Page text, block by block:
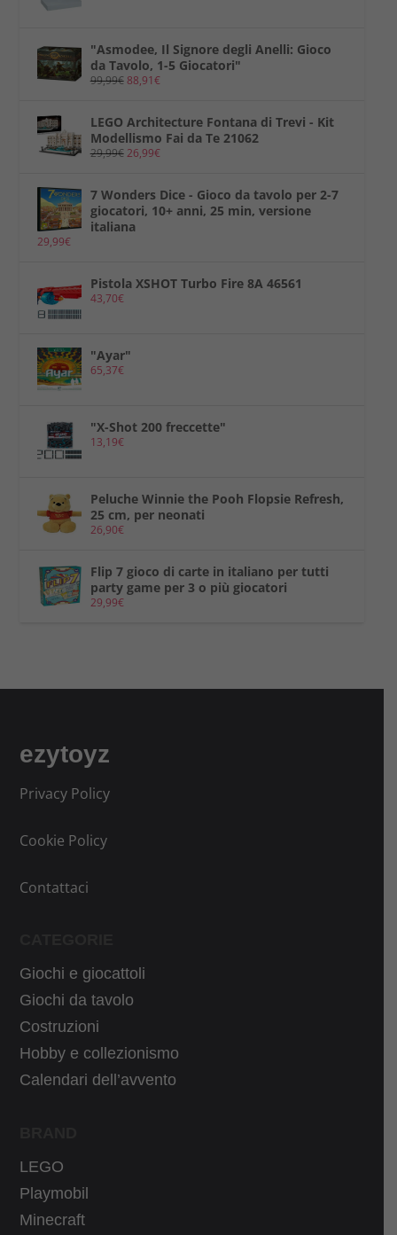
"Asmodee, Il Signore degli Anelli: Gioco
da Tavolo, 1-5 Giocatori"
99,99€88,91€
LEGO Architecture Fontana di Trevi - Kit
Modellismo Fai da Te 21062
29,99€26,99€
7 Wonders Dice - Gioco da tavolo per 2-7
giocatori, 10+ anni, 25 min, versione
italiana
29,99€
Pistola XSHOT Turbo Fire 8A 46561
43,70€
"Ayar"
65,37€
"X-Shot 200 freccette"
13,19€
Peluche Winnie the Pooh Flopsie Refresh,
25 cm, per neonati
26,90€
Flip 7 gioco di carte in italiano per tutti
party game per 3 o più giocatori
29,99€
ezytoyz
Privacy Policy
Cookie Policy
Contattaci
Giochi e giocattoli
Giochi da tavolo
Costruzioni
Hobby e collezionismo
Calendari dell’avvento
LEGO
Playmobil
Minecraft